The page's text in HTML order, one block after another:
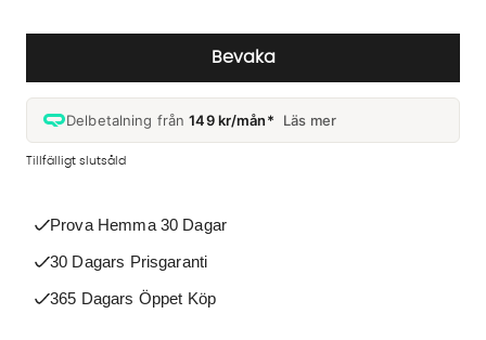
Bevaka
Delbetalning från149 kr/mån* Läs mer
Tillfälligt slutsåld
Prova Hemma 30 Dagar
30 Dagars Prisgaranti
365 Dagars Öppet Köp